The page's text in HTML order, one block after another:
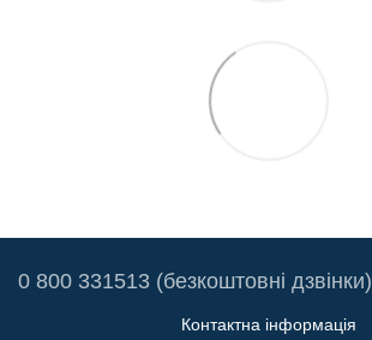
0 800 331513 (безкоштовні дзвінки)
Контактна інформація